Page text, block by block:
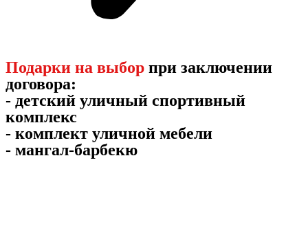
Подарки на выбор при заключении
договора:
- детский уличный спортивный
комплекс
- комплект уличной мебели
- мангал-барбекю